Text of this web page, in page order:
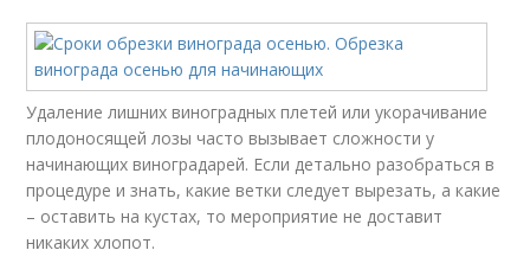
Удаление лишних виноградных плетей или укорачивание
плодоносящей лозы часто вызывает сложности у
начинающих виноградарей. Если детально разобраться в
процедуре и знать, какие ветки следует вырезать, а какие
– оставить на кустах, то мероприятие не доставит
никаких хлопот.